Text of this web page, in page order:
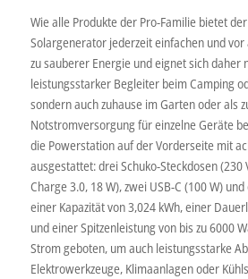
Wie alle Produkte der Pro-Familie bietet
Solargenerator jederzeit einfachen und
zu sauberer Energie und eignet sich daher
leistungsstarker Begleiter beim Camping
sondern auch zuhause im Garten oder als
Notstromversorgung für einzelne Geräte
die Powerstation auf der Vorderseite mit
ausgestattet: drei Schuko-Steckdosen (230
Charge 3.0, 18 W), zwei USB-C (100 W)
einer Kapazität von 3,024 kWh, einer
und einer Spitzenleistung von bis zu 6000
Strom geboten, um auch leistungsstarke
Elektrowerkzeuge, Klimaanlagen oder